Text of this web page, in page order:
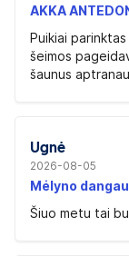
AKKA
Puikiai
šeimos
šaunus
Ugnė
2026-08-05
Mėlyno
Šiuo metu tai